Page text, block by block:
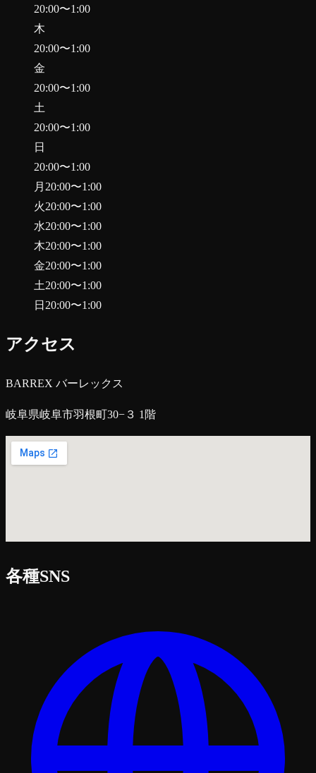
20:00〜1:00
木
20:00〜1:00
金
20:00〜1:00
土
20:00〜1:00
日
20:00〜1:00
月 20:00〜1:00
火20:00〜1:00
水20:00〜1:00
木20:00〜1:00
金20:00〜1:00
土20:00〜1:00
日 20:00〜1:00
アクセス
BARREX バーレックス
岐阜県岐阜市羽根町30−３ 1階
各種SNS